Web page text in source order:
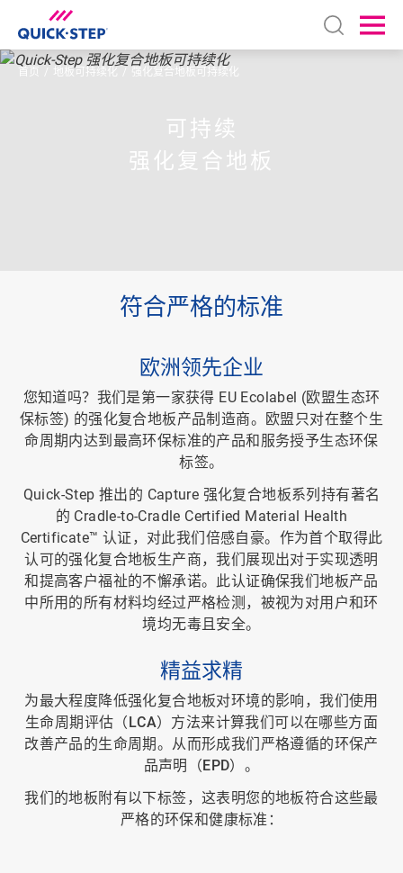
Open
可持续
强化复合地板
首页 地板可持续化 强化复合地板可持续化
符合严格的标准
欧洲领先企业
您知道吗？我们是第一家获得 EU Ecolabel (欧盟生态环
保标签) 的强化复合地板产品制造商。
欧盟只对在整个生
命周期内达到最高环保标准的产品和服务授予生态环保
标签。
Quick-Step 推出的 Capture 强化复合地板系列持有著名
的 Cradle-to-Cradle Certified Material Health
Certificate™ 认证，对此我们倍感自豪。作为首个取得此
认可的强化复合地板生产商，我们展现出对于实现透明
和提高客户福祉的不懈承诺。此认证确保我们地板产品
中所用的所有材料均经过严格检测，被视为对用户和环
境均无毒且安全。
精益求精
为最大程度降低强化复合地板对环境的影响，我们使用
生命周期评估（LCA）方法来计算我们可以在哪些方面
改善产品的生命周期。从而形成我们严格遵循的环保产
品声明（EPD） 。
我们的地板附有以下标签，这表明您的地板符合这些最
严格的环保和健康标准 ：